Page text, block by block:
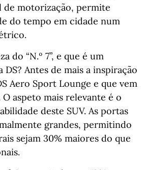
de motorização, permite
do tempo em cidade num
do “N.º 7”, e que é um
DS? Antes de mais a inspiração
Aero Sport Lounge e que vem
O aspeto mais relevante é o
deste SUV. As portas
grandes, permitindo
sejam 30% maiores do que